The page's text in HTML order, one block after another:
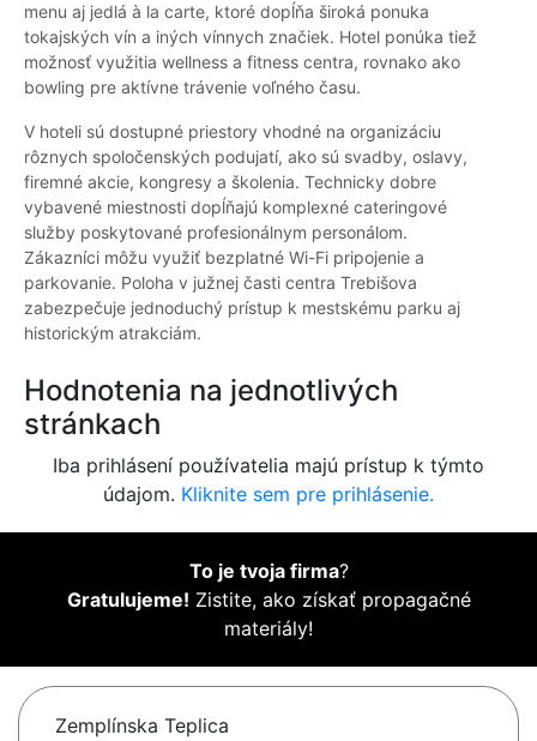
menu aj jedlá à la carte, ktoré dopĺňa široká ponuka
tokajských vín a iných vínnych značiek. Hotel ponúka tiež
možnosť využitia wellness a fitness centra, rovnako ako
bowling pre aktívne trávenie voľného času.
V hoteli sú dostupné priestory vhodné na organizáciu
rôznych spoločenských podujatí, ako sú svadby, oslavy,
firemné akcie, kongresy a školenia. Technicky dobre
vybavené miestnosti dopĺňajú komplexné cateringové
služby poskytované profesionálnym personálom.
Zákazníci môžu využiť bezplatné Wi-Fi pripojenie a
parkovanie. Poloha v južnej časti centra Trebišova
zabezpečuje jednoduchý prístup k mestskému parku aj
historickým atrakciám.
Hodnotenia na jednotlivých
stránkach
Iba prihlásení používatelia majú prístup k týmto
údajom. Kliknite sem pre prihlásenie.
To je tvoja firma?
Gratulujeme! Zistite, ako získať propagačné
materiály!
Zemplínska Teplica